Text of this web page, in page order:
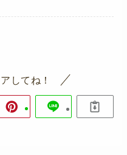
してね！